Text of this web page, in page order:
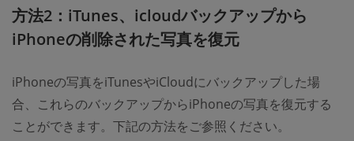
方法2：iTunes、icloudバックアップから
iPhoneの削除された写真を復元
iPhoneの写真をiTunesやiCloudにバックアップした場
合、これらのバックアップからiPhoneの写真を復元する
ことができます。下記の方法をご参照ください。